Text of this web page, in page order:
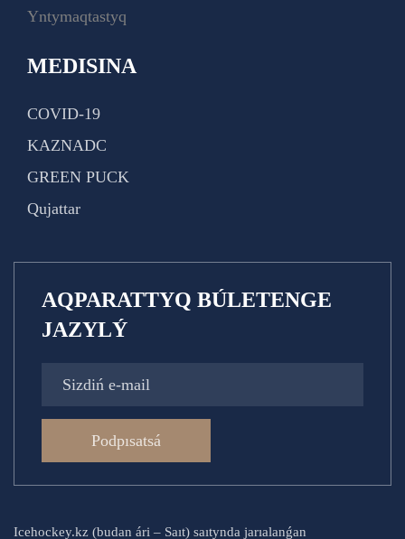
Yntymaqtastyq
MEDISINA
COVID-19
KAZNADC
GREEN PUCK
Qujattar
AQPARATTYQ BÚLETENGE
JAZYLÝ
Podpısatsá
Icehockey.kz (budan ári – Saıt) saıtynda jarıalanǵan